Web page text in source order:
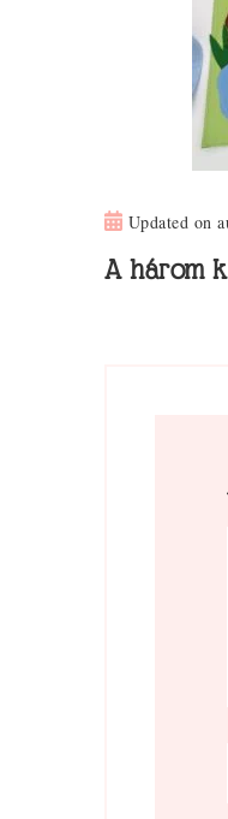
Updated on
A három